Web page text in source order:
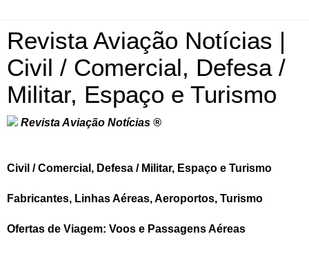
Revista Aviação Notícias |
Civil / Comercial, Defesa /
Militar, Espaço e Turismo
Revista Aviação Notícias ®
Civil / Comercial, Defesa / Militar, Espaço e Turismo
Fabricantes, Linhas Aéreas, Aeroportos, Turismo
Ofertas de Viagem: Voos e Passagens Aéreas